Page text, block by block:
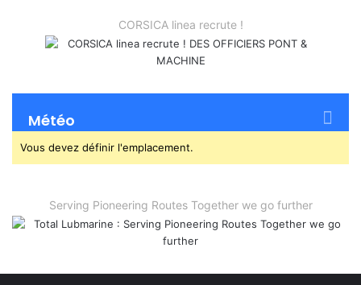
CORSICA linea recrute !
Météo
Vous devez définir l'emplacement.
Serving Pioneering Routes Together we go further